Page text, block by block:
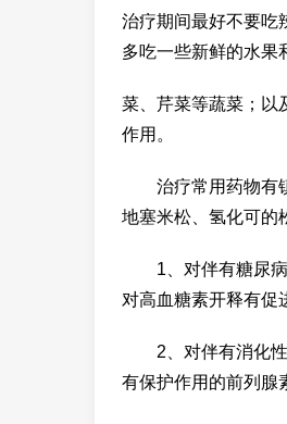
治疗期间最好不要吃
多吃一些新鲜的水果
菜、芹菜等蔬菜；以
作用。
治疗常用药物有镇
地塞米松、氢化可的
1、对伴有糖尿病
对高血糖素开释有促
2、对伴有消化性
有保护作用的前列腺